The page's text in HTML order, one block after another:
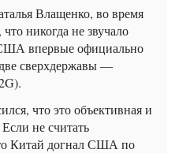
Влащенко, во время
никогда не звучало
впервые официально
сверхдержавы —
что это объективная и
не считать
Китай догнал США по